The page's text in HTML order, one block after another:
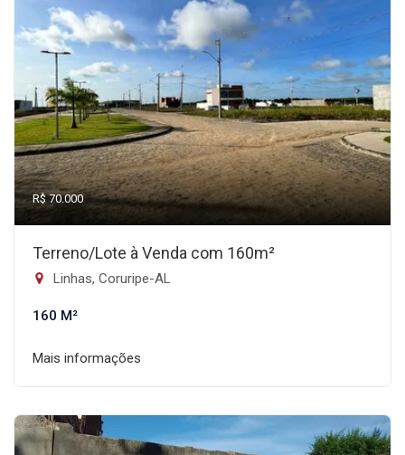
R$ 70.000
Terreno/Lote à Venda com 160m²
Linhas, Coruripe-AL
160 M²
Mais informações